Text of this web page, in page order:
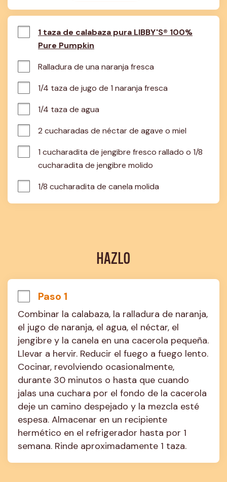
1 taza de calabaza pura LIBBY'S® 100%
Pure Pumpkin
Ralladura de una naranja fresca
1/4 taza de jugo de 1 naranja fresca
1/4 taza de agua
2 cucharadas de néctar de agave o miel
1 cucharadita de jengibre fresco rallado o 1/8
cucharadita de jengibre molido
1/8 cucharadita de canela molida
HAZLO
Paso 1
Combinar la calabaza, la ralladura de naranja,
el jugo de naranja, el agua, el néctar, el
jengibre y la canela en una cacerola pequeña.
Llevar a hervir. Reducir el fuego a fuego lento.
Cocinar, revolviendo ocasionalmente,
durante 30 minutos o hasta que cuando
jalas una cuchara por el fondo de la cacerola
deje un camino despejado y la mezcla esté
espesa. Almacenar en un recipiente
hermético en el refrigerador hasta por 1
semana. Rinde aproximadamente 1 taza.